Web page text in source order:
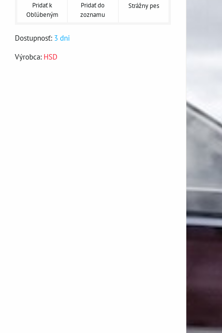
Pridať k
Obľúbeným
Pridať do
zoznamu
Strážny pes
Dostupnosť: 3 dni
Výrobca: HSD